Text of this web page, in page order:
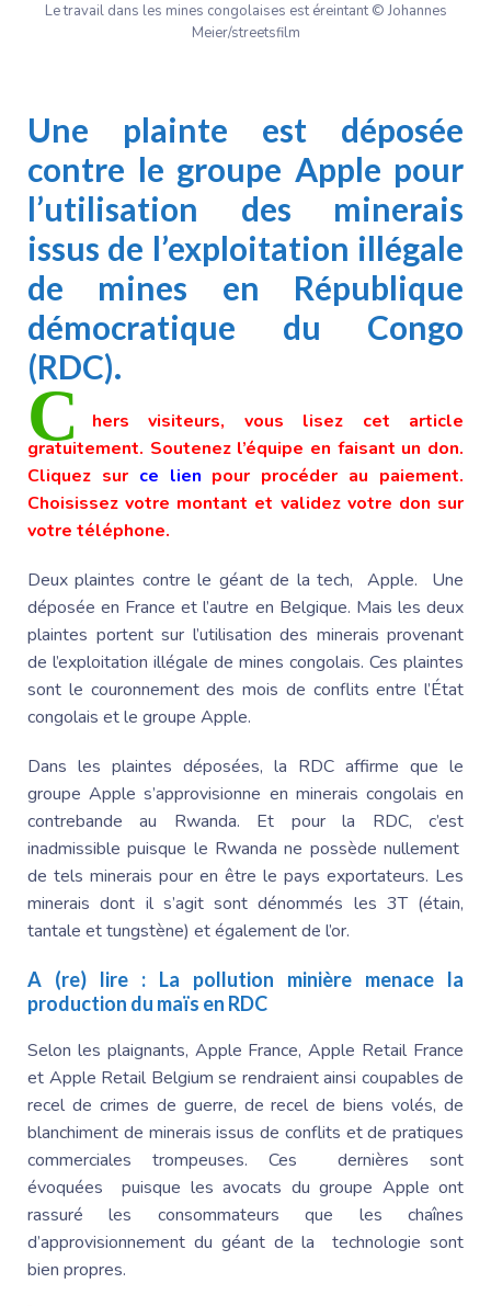
Le travail dans les mines congolaises est éreintant © Johannes
Meier/streetsfilm
Une plainte est déposée
contre le groupe Apple pour
l’utilisation des minerais
issus de l’exploitation illégale
de mines en République
démocratique du Congo
(RDC).
C
hers visiteurs, vous lisez cet article
gratuitement. Soutenez l’équipe en faisant un don.
Cliquez sur ce lien pour procéder au paiement.
Choisissez votre montant et validez votre don sur
votre téléphone.
Deux plaintes contre le géant de la tech, Apple. Une
déposée en France et l’autre en Belgique. Mais les deux
plaintes portent sur l’utilisation des minerais provenant
de l’exploitation illégale de mines congolais. Ces plaintes
sont le couronnement des mois de conflits entre l’État
congolais et le groupe Apple.
Dans les plaintes déposées, la RDC affirme que le
groupe Apple s’approvisionne en minerais congolais en
contrebande au Rwanda. Et pour la RDC, c’est
inadmissible puisque le Rwanda ne possède nullement
de tels minerais pour en être le pays exportateurs. Les
minerais dont il s’agit sont dénommés les 3T (étain,
tantale et tungstène) et également de l’or.
A (re) lire : La pollution minière menace la
production du maïs en RDC
Selon les plaignants, Apple France, Apple Retail France
et Apple Retail Belgium se rendraient ainsi coupables de
recel de crimes de guerre, de recel de biens volés, de
blanchiment de minerais issus de conflits et de pratiques
commerciales trompeuses. Ces dernières sont
évoquées puisque les avocats du groupe Apple ont
rassuré les consommateurs que les chaînes
d’approvisionnement du géant de la technologie sont
bien propres.